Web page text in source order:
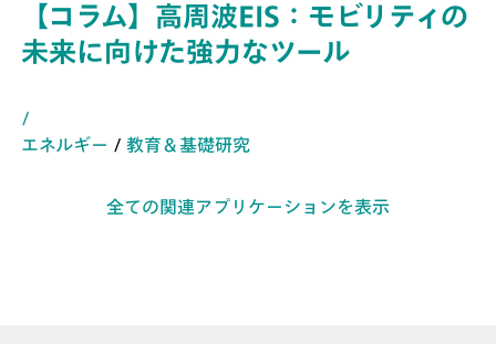
【コラム】高周波EIS：モビリティの
未来に向けた強力なツール
/
エネルギー / 教育＆基礎研究
全ての関連アプリケーションを表示